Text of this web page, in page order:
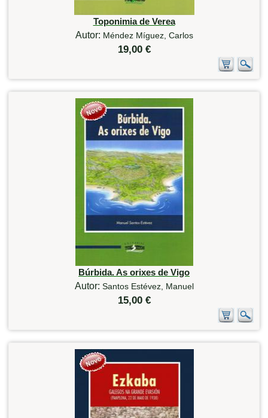
Toponimia de Verea
Autor: Méndez Míguez, Carlos
19,00 €
Búrbida. As orixes de Vigo
Autor: Santos Estévez, Manuel
15,00 €